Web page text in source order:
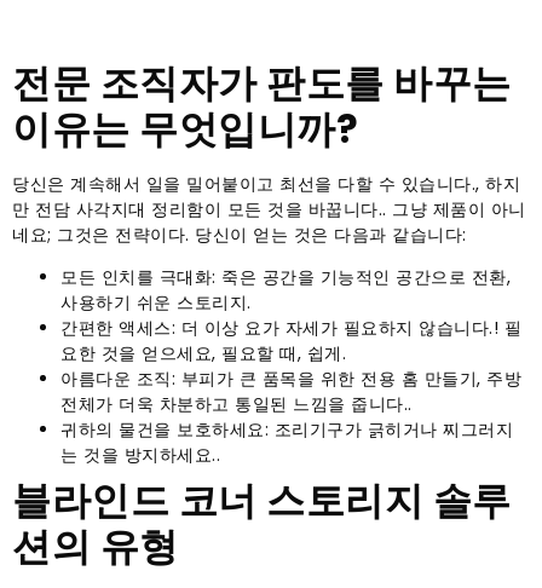
전문 조직자가 판도를 바꾸는
이유는 무엇입니까?
당신은 계속해서 일을 밀어붙이고 최선을 다할 수 있습니다., 하지
만 전담 사각지대 정리함이 모든 것을 바꿉니다.. 그냥 제품이 아니
네요; 그것은 전략이다. 당신이 얻는 것은 다음과 같습니다:
모든 인치를 극대화: 죽은 공간을 기능적인 공간으로 전환,
사용하기 쉬운 스토리지.
간편한 액세스: 더 이상 요가 자세가 필요하지 않습니다.! 필
요한 것을 얻으세요, 필요할 때, 쉽게.
아름다운 조직: 부피가 큰 품목을 위한 전용 홈 만들기, 주방
전체가 더욱 차분하고 통일된 느낌을 줍니다..
귀하의 물건을 보호하세요: 조리기구가 긁히거나 찌그러지
는 것을 방지하세요..
블라인드 코너 스토리지 솔루
션의 유형